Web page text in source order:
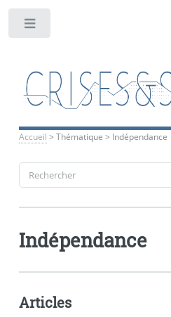
Accueil > Thématique > Indépendance
Indépendance
Articles